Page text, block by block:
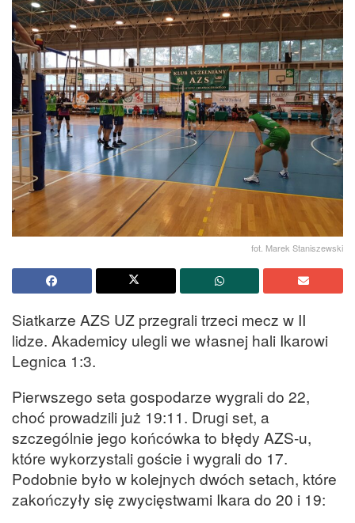
fot. Marek Staniszewski
Siatkarze AZS UZ przegrali trzeci mecz w II
lidze. Akademicy ulegli we własnej hali Ikarowi
Legnica 1:3.
Pierwszego seta gospodarze wygrali do 22,
choć prowadzili już 19:11. Drugi set, a
szczególnie jego końcówka to błędy AZS-u,
które wykorzystali goście i wygrali do 17.
Podobnie było w kolejnych dwóch setach, które
zakończyły się zwycięstwami Ikara do 20 i 19: